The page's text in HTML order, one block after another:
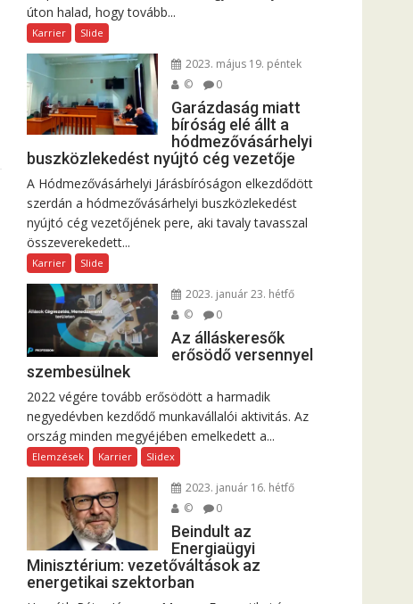
úton halad, hogy tovább...
Karrier Slide
2023. május 19. péntek
©
0
Garázdaság miatt
bíróság elé állt a
hódmezővásárhelyi
buszközlekedést nyújtó cég vezetője
A Hódmezővásárhelyi Járásbíróságon elkezdődött
szerdán a hódmezővásárhelyi buszközlekedést
nyújtó cég vezetőjének pere, aki tavaly tavasszal
összeverekedett...
Karrier Slide
2023. január 23. hétfő
©
0
Az álláskeresők
erősödő versennyel
szembesülnek
2022 végére tovább erősödött a harmadik
negyedévben kezdődő munkavállalói aktivitás. Az
ország minden megyéjében emelkedett a...
Elemzések Karrier Slidex
2023. január 16. hétfő
©
0
Beindult az
Energiaügyi
Minisztérium: vezetőváltások az
energetikai szektorban